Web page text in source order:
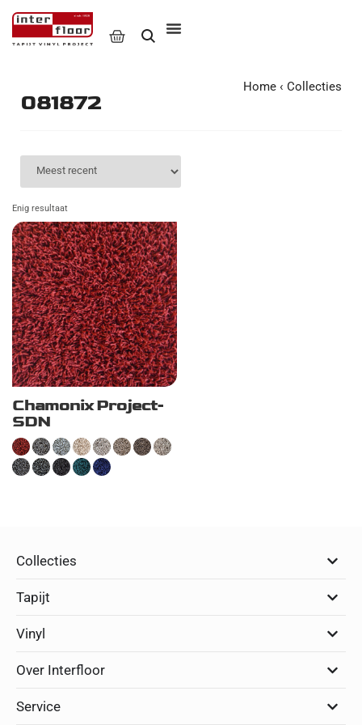
081872
Home ‹ Collecties
Enig resultaat
Chamonix Project-
SDN
Collecties
Tapijt
Vinyl
Over Interfloor
Service